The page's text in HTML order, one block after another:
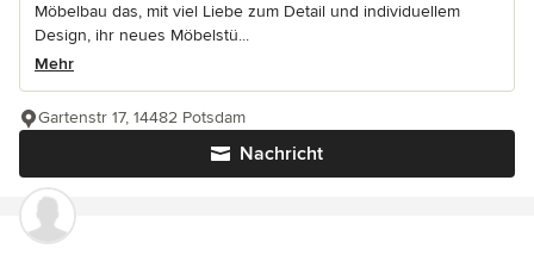
Möbelbau das, mit viel Liebe zum Detail und individuellem
Design, ihr neues Möbelstü...
Mehr
Nachricht
Gartenstr 17, 14482 Potsdam